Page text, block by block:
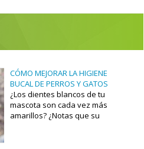
CÓMO MEJORAR LA HIGIENE
BUCAL DE PERROS Y GATOS
¿Los dientes blancos de tu
mascota son cada vez más
amarillos? ¿Notas que su